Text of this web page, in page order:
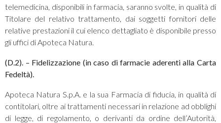
telemedicina, disponibili in farmacia, saranno svolte, in qualità di
Titolare del relativo trattamento, dai soggetti fornitori delle
relative prestazioni il cui elenco dettagliato è disponibile presso
gli uffici di Apoteca Natura.
(D.2). – Fidelizzazione (in caso di farmacie aderenti alla Carta
Fedeltà).
Apoteca Natura S.p.A. e la sua Farmacia di fiducia, in qualità di
contitolari, oltre ai trattamenti necessari in relazione ad obblighi
di legge, di regolamento, o derivanti da ordine dell’Autorità,